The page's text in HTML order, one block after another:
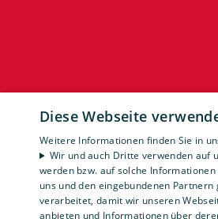
Diese Webseite
Weitere Informationen finden Sie in
Wir und auch Dritte verwenden auf
werden bzw. auf solche
uns und den eingebundenen
verarbeitet, damit wir unseren
anbieten und Informationen über